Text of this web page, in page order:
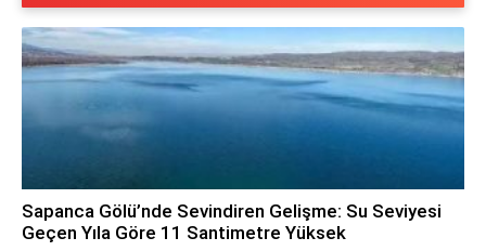
Sapanca Gölü’nde Sevindiren Gelişme: Su Seviyesi
Geçen Yıla Göre 11 Santimetre Yüksek